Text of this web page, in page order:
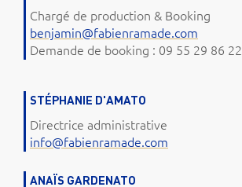
Chargé de production & Booking
benjamin@fabienramade.com
Demande de booking : 09 55 29 86 22
STÉPHANIE D'AMATO
Directrice administrative
info@fabienramade.com
ANAÏS GARDENATO